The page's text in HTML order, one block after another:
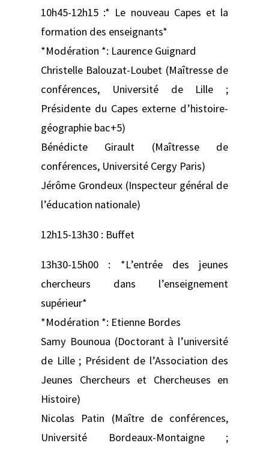
10h45-12h15 :* Le nouveau Capes et la
formation des enseignants*
*Modération *: Laurence Guignard
Christelle Balouzat-Loubet (Maîtresse de
conférences, Université de Lille ;
Présidente du Capes externe d’histoire-
géographie bac+5)
Bénédicte Girault (Maîtresse de
conférences, Université Cergy Paris)
Jérôme Grondeux (Inspecteur général de
l’éducation nationale)
12h15-13h30 : Buffet
13h30-15h00 : *L’entrée des jeunes
chercheurs dans l’enseignement
supérieur*
*Modération *: Etienne Bordes
Samy Bounoua (Doctorant à l’université
de Lille ; Président de l’Association des
Jeunes Chercheurs et Chercheuses en
Histoire)
Nicolas Patin (Maître de conférences,
Université Bordeaux-Montaigne ;